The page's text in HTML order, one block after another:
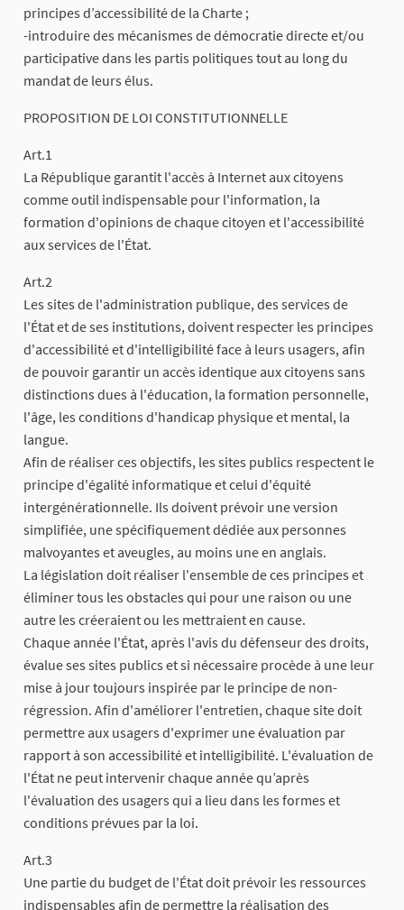
principes d’accessibilité de la Charte ;
-introduire des mécanismes de démocratie directe et/ou
participative dans les partis politiques tout au long du
mandat de leurs élus.
PROPOSITION DE LOI CONSTITUTIONNELLE
Art.1
La République garantit l'accès à Internet aux citoyens
comme outil indispensable pour l'information, la
formation d'opinions de chaque citoyen et l'accessibilité
aux services de l'État.
Art.2
Les sites de l'administration publique, des services de
l'État et de ses institutions, doivent respecter les principes
d'accessibilité et d'intelligibilité face à leurs usagers, afin
de pouvoir garantir un accès identique aux citoyens sans
distinctions dues à l'éducation, la formation personnelle,
l'âge, les conditions d'handicap physique et mental, la
langue.
Afin de réaliser ces objectifs, les sites publics respectent le
principe d'égalité informatique et celui d'équité
intergénérationnelle. Ils doivent prévoir une version
simplifiée, une spécifiquement dédiée aux personnes
malvoyantes et aveugles, au moins une en anglais.
La législation doit réaliser l'ensemble de ces principes et
éliminer tous les obstacles qui pour une raison ou une
autre les créeraient ou les mettraient en cause.
Chaque année l'État, après l'avis du défenseur des droits,
évalue ses sites publics et si nécessaire procède à une leur
mise à jour toujours inspirée par le principe de non-
régression. Afin d'améliorer l'entretien, chaque site doit
permettre aux usagers d'exprimer une évaluation par
rapport à son accessibilité et intelligibilité. L'évaluation de
l'État ne peut intervenir chaque année qu’après
l'évaluation des usagers qui a lieu dans les formes et
conditions prévues par la loi.
Art.3
Une partie du budget de l'État doit prévoir les ressources
indispensables afin de permettre la réalisation des